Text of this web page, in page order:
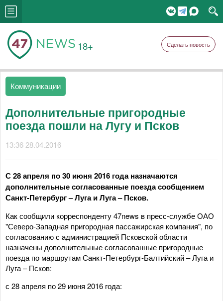
18+ Сделать новость
Коммуникации
Дополнительные пригородные
поезда пошли на Лугу и Псков
13:36 28.04.2016
С 28 апреля по 30 июня 2016 года назначаются
дополнительные согласованные поезда сообщением
Санкт-Петербург – Луга и Луга – Псков.
Как сообщили корреспонденту 47news в пресс-службе ОАО
"Северо-Западная пригородная пассажирская компания", по
согласованию с администрацией Псковской области
назначены дополнительные согласованные пригородные
поезда по маршрутам Санкт-Петербург-Балтийский – Луга и
Луга – Псков:
с 28 апреля по 29 июня 2016 года: